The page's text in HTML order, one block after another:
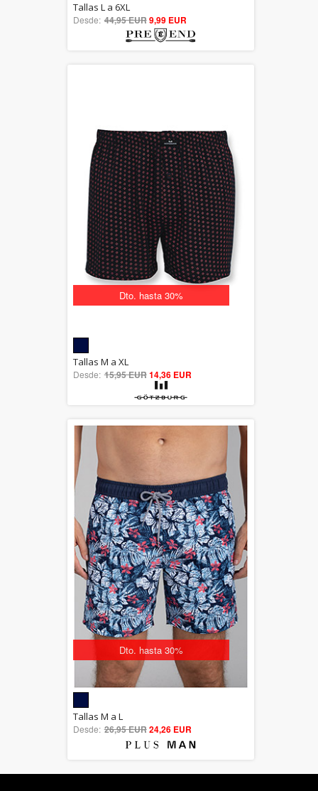
out of 5
Tallas L a 6XL
Desde: 44,95 EUR9,99 EUR
Dto. hasta 30%
out of 5
Tallas M a XL
Desde: 15,95 EUR14,36 EUR
Dto. hasta 30%
out of 5
Tallas M a L
Desde: 26,95 EUR24,26 EUR